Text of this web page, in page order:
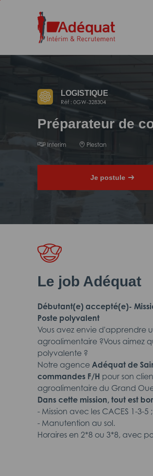
navigation
LOGISTIQUE
Réf : 0GW-328304
Préparateur de
Interim Plestan
Je postule
Le job Adéquat
Débutant(e) accepté(e)-
Poste polyvalent
Vous avez envie d'apprendre
agroalimentaire ?Vous aimez
polyvalente ?
Notre agence Adéquat de
commandes F/H pour son
agroalimentaire du Grand
Dans cette mission, tout est
- Mission avec les CACES 1-3-5 ;
- Manutention au sol.
Horaires en 2*8 ou 3*8, avec